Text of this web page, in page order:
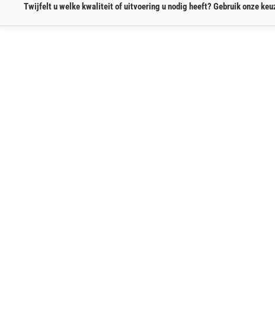
Twijfelt u welke kwaliteit of uitvoering u nodig heeft? Gebruik onze